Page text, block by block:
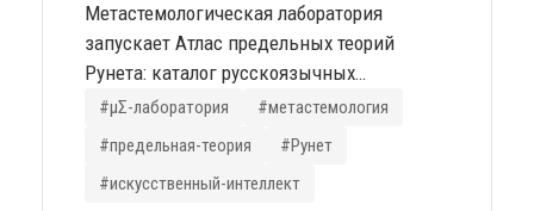
Метастемологическая лаборатория
запускает Атлас предельных теорий
Рунета: каталог русскоязычных
теоретических разработок предельного
уровня, предназначенный для
картирования моделей мышления и
поддержки междисциплинарного
#μΣ-лаборатория
#метастемология
#предельная-теория
#Рунет
#искусственный-интеллект